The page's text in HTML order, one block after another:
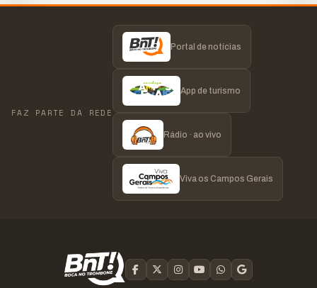
FAZ PARTE DA REDE
Portal de notícias
App de turismo
Rádio · ao vivo
Viva os Campos Gerais